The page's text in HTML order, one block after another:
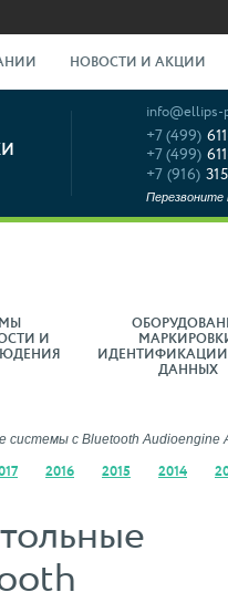
НОВОСТИ И АКЦИИ
info@ellips-
+7 (499)
+7 (499)
+7 (916)
Перезвоните
И
ДАННЫХ
с Bluetooth Audioengine
2016 2015 2014